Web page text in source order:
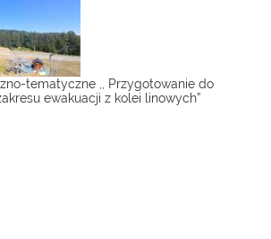
tematyczne ,, Przygotowanie do
ewakuacji z kolei linowych”